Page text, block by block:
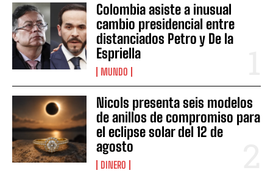
Colombia asiste a inusual
cambio presidencial entre
distanciados Petro y De la
Espriella
MUNDO
Nicols presenta seis modelos
de anillos de compromiso para
el eclipse solar del 12 de
agosto
DINERO